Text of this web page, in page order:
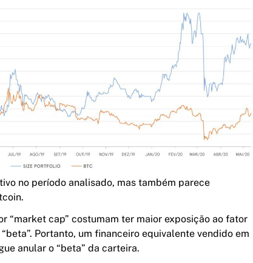
no período analisado, mas também parece
“market cap” costumam ter maior exposição ao fator
Portanto, um financeiro equivalente vendido em
anular o “beta” da carteira.